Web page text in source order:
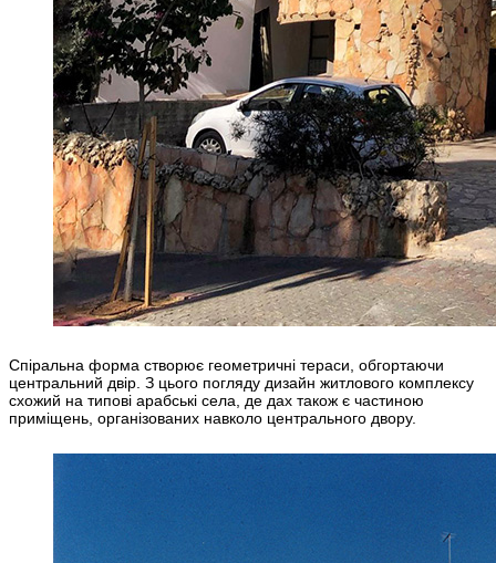
Спіральна форма створює геометричні тераси, обгортаючи
центральний двір. З цього погляду дизайн житлового комплексу
схожий на типові арабські села, де дах також є частиною
приміщень, організованих навколо центрального двору.